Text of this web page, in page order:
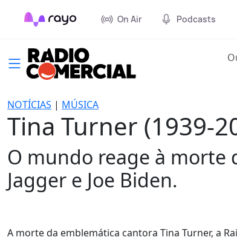
On Air Podcasts
NOTÍCIAS | MÚSICA
Tina Turner (1939-
O mundo reage à morte
Jagger e Joe Biden.
A morte da emblemática cantora Tina Turner, a